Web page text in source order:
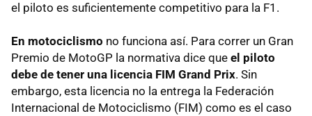
el piloto es suficientemente competitivo para la F1.
En motociclismo no funciona así. Para correr un Gran
Premio de MotoGP la normativa dice que el piloto
debe de tener una licencia FIM Grand Prix. Sin
embargo, esta licencia no la entrega la Federación
Internacional de Motociclismo (FIM) como es el caso